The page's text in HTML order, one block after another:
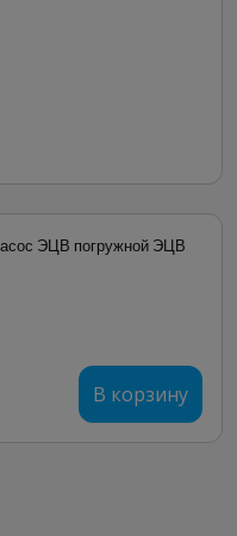
ЭЦВ погружной ЭЦВ
В корзину